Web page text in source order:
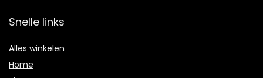
Snelle links
Alles winkelen
Home